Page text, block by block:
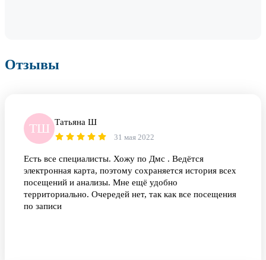
Отзывы
ТШ Татьяна Ш
31 мая 2022
Есть все специалисты. Хожу по Дмс . Ведётся
электронная карта, поэтому сохраняется история всех
посещений и анализы. Мне ещё удобно
территориально. Очередей нет, так как все посещения
по записи